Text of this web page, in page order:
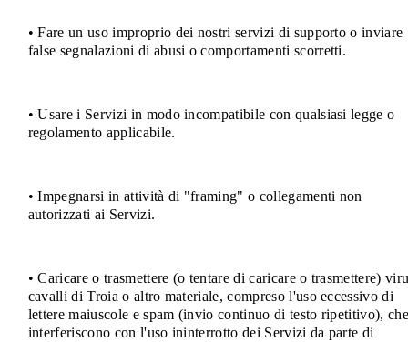
• Fare un uso improprio dei nostri servizi di supporto o inviare
false segnalazioni di abusi o comportamenti scorretti.
• Usare i Servizi in modo incompatibile con qualsiasi legge o
regolamento applicabile.
• Impegnarsi in attività di "framing" o collegamenti non
autorizzati ai Servizi.
• Caricare o trasmettere (o tentare di caricare o trasmettere)
cavalli di Troia o altro materiale, compreso l'uso eccessivo di
lettere maiuscole e spam (invio continuo di testo ripetitivo), che
interferiscono con l'uso ininterrotto dei Servizi da parte di